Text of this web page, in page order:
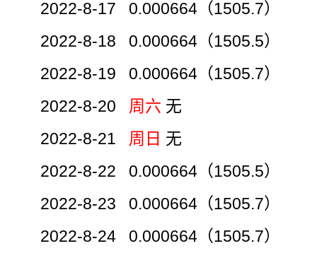
2022-8-17 0.000664（1505.7）
2022-8-18 0.000664（1505.5）
2022-8-19 0.000664（1505.7）
2022-8-20 周六 无
2022-8-21 周日 无
2022-8-22 0.000664（1505.5）
2022-8-23 0.000664（1505.7）
2022-8-24 0.000664（1505.7）